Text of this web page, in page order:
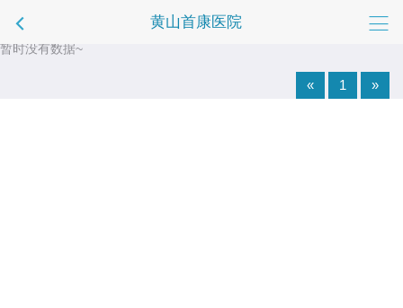
黄山首康医院
暂时没有数据~
« 1 »